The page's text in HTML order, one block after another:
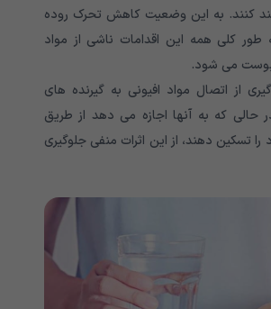
کنند. به این وضعیت کاهش تحرک روده
طور کلی همه این اقدامات ناشی از مواد
می شود.
از اتصال مواد افیونی به گیرنده های
حالی که به آنها اجازه می دهد از طریق
تسکین دهند، از این اثرات منفی جلوگیری